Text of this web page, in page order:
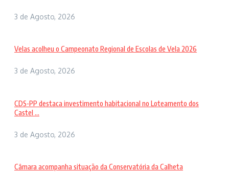
3 de Agosto, 2026
Velas acolheu o Campeonato Regional de Escolas de Vela 2026
3 de Agosto, 2026
CDS-PP destaca investimento habitacional no Loteamento dos
Castel ...
3 de Agosto, 2026
Câmara acompanha situação da Conservatória da Calheta